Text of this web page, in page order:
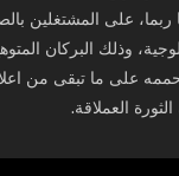
على المشتغلين
وذلك البركان
على ما تبقى من
العملاقة.